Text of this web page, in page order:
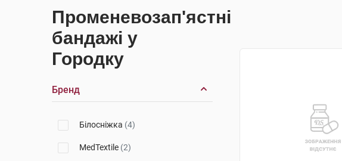
Променевозап'ястні
бандажі у
Городку
Бренд
Білосніжка (4)
MedTextile (2)